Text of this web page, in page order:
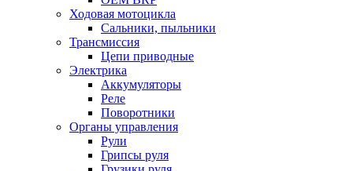
Ходовая мотоцикла
Сальники, пыльники
Трансмиссия
Цепи приводные
Электрика
Аккумуляторы
Реле
Поворотники
Органы управления
Рули
Грипсы руля